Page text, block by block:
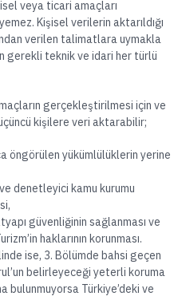
veya ticari amaçları
Kişisel verilerin aktarıldığı
verilen talimatlara uymakla
gerekli teknik ve idari her türlü
gerçekleştirilmesi için ve
kişilere veri aktarabilir;
öngörülen yükümlülüklerin yerine
denetleyici kamu kurumu
güvenliğinin sağlanması ve
haklarının korunması.
ise, 3. Bölümde bahsi geçen
belirleyeceği yeterli koruma
bulunmuyorsa Türkiye’deki ve